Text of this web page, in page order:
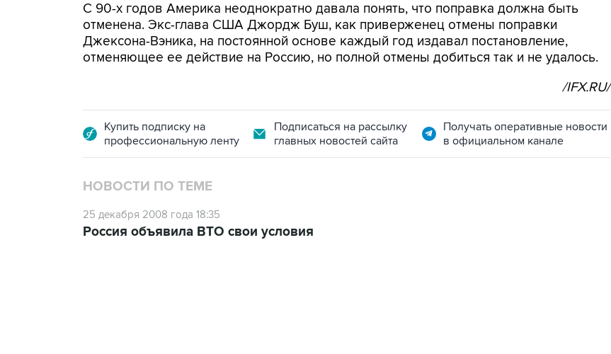
С 90-х годов Америка неоднократно давала понять, что поправка должна быть
отменена. Экс-глава США Джордж Буш, как приверженец отмены поправки
Джексона-Вэника, на постоянной основе каждый год издавал постановление,
отменяющее ее действие на Россию, но полной отмены добиться так и не удалось.
/IFX.RU/
Купить подписку на
профессиональную ленту
Подписаться на рассылку
главных новостей сайта
Получать оперативные новости
в официальном канале
НОВОСТИ ПО ТЕМЕ
25 декабря 2008 года 18:35
Россия объявила ВТО свои условия